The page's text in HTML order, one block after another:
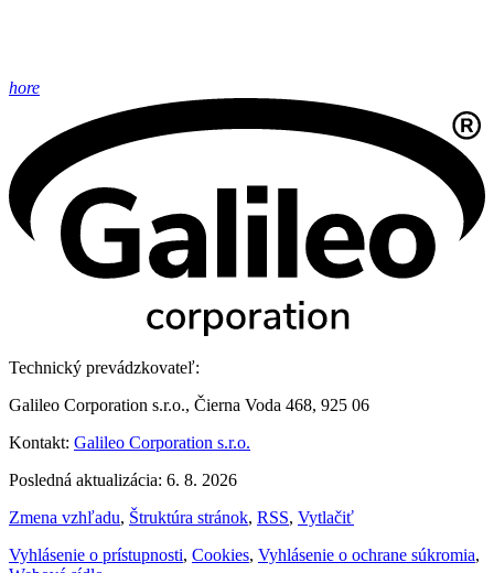
hore
Technický prevádzkovateľ:
Galileo Corporation s.r.o., Čierna Voda 468, 925 06
Kontakt: Galileo Corporation s.r.o.
Posledná aktualizácia: 6. 8. 2026
Zmena vzhľadu, Štruktúra stránok, RSS, Vytlačiť
Vyhlásenie o prístupnosti, Cookies, Vyhlásenie o ochrane súkromia,